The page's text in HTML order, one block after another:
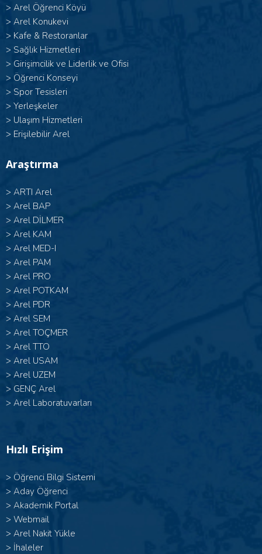
> Arel Öğrenci Köyü
> Arel Konukevi
> Kafe & Restoranlar
> Sağlık Hizmetleri
> Girişimcilik ve Liderlik ve Ofisi
> Öğrenci Konseyi
> Spor Tesisleri
> Yerleşkeler
> Ulaşım Hizmetleri
> Erişilebilir Arel
Araştırma
> ARTI Arel
> Arel BAP
> Arel DİLMER
> Arel KAM
> Arel MED-I
> Arel PAM
> Arel PRO
> Arel POTKAM
> Arel PDR
> Arel SEM
> Arel TOÇMER
> Arel TTO
> Arel USAM
> Arel UZEM
> GENÇ Arel
> Arel Laboratuvarları
Hızlı Erişim
> Öğrenci Bilgi Sistemi
> Aday Öğrenci
> Akademik Portal
> Webmail
> Arel Nakit Yükle
> İhaleler